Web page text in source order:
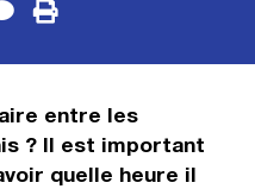
entre les
? Il est important
quelle heure il